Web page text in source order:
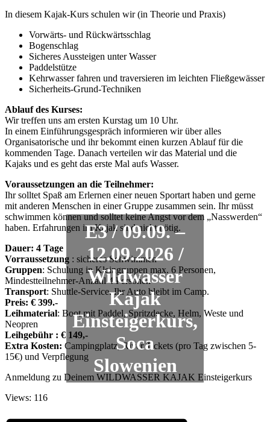
E3 / 09.09. –
12.09.2026 /
Wildwasser
Kajak
Einsteigerkurs,
Soca
Slowenien
In diesem Kajak-Kurs schulen wir (in Theorie und Praxis)
Vorwärts- und Rückwärtsschlag
Bogenschlag
Sicheres Aussteigen unter Wasser
Paddelstütze
Kehrwasser fahren und traversieren im leichten Fließgewässer
Sicherheits-Grund-Techniken
Ablauf des Kurses:
Wir treffen uns am ersten Kurstag um 10 Uhr.
In einem Einführungsgespräch informieren wir über alles
Organisatorische und ihr bekommt einen kurzen Ablauf für die
kommenden Tage. Danach verteilen wir das Material und die
Kajaks und es geht das erste Mal aufs Wasser.
Voraussetzungen an die Teilnehmer:
Ihr solltet Spaß am Erlernen einer neuen Sportart haben und gerne
mit anderen Menschen in einer Gruppe zusammen sein. Ihr müsst
schwimmen können und solltet keine Angst vor dem „Nasswerden“
haben. Erfahrungen im Kajak sind nicht nötig.
Dauer: 4 Tage
Vorraussetzung : sicheres Schwimmen
Gruppen: Schulung in Kleingruppen max. 6 Personen,
Mindestteilnehmer-Anzahl 4 Personen
Transport: Shuttle-Service. Ihr Auto bleibt im Camp.
Preis: € 399.-
Leihmaterial: Boot mit Paddel, Spritzdecke, Helm, Weste und
Neopren
Leihgebühr : € 149,-
Extra Kosten: Campingplatz, River Tickets (pro Tag zwischen 5-
15€) und Verpflegung
Anmeldung zu Deinem WILDWASSER KAJAK Einsteigerkurs
Views: 116